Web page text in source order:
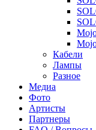
Кабели
Лампы
Разное
Медиа
Фото
Артисты
Партнеры